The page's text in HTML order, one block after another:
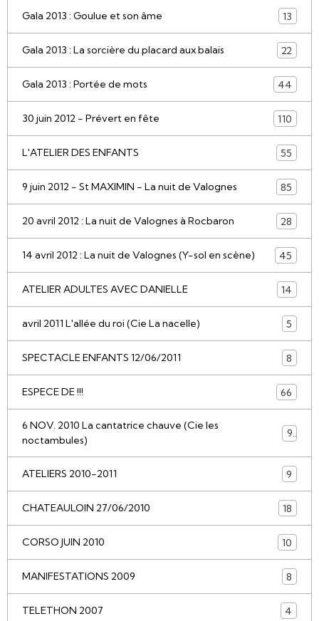
Gala 2013 : Goulue et son âme 13
Gala 2013 : La sorcière du placard aux balais 22
Gala 2013 : Portée de mots 44
30 juin 2012 - Prévert en fête 110
L'ATELIER DES ENFANTS 55
9 juin 2012 - St MAXIMIN - La nuit de Valognes 85
20 avril 2012 : La nuit de Valognes à Rocbaron 28
14 avril 2012 : La nuit de Valognes (Y-sol en scène) 45
ATELIER ADULTES AVEC DANIELLE 14
avril 2011 L'allée du roi (Cie La nacelle) 5
SPECTACLE ENFANTS 12/06/2011 8
ESPECE DE !!! 66
6 NOV. 2010 La cantatrice chauve (Cie les
noctambules)
9
ATELIERS 2010-2011 9
CHATEAULOIN 27/06/2010 18
CORSO JUIN 2010 10
MANIFESTATIONS 2009 8
TELETHON 2007 4